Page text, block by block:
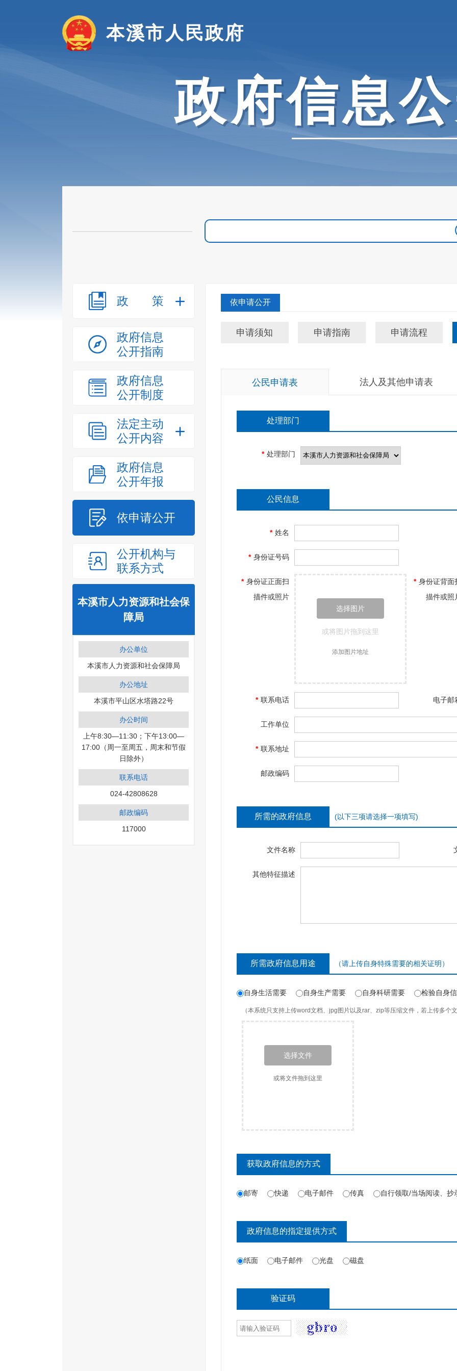
本溪市人民政府
政府信息
政策
政府信息
公开指南
政府信息
公开制度
法定主动
公开内容
政府信息
公开年报
依申请公开
公开机构与
联系方式
本溪市人力资源和社会保
障局
办公单位
本溪市人力资源和社会保障局
办公地址
本溪市平山区水塔路22号
办公时间
上午8:30—11:30；下午13:00—
17:00（周一至周五，周末和节假
日除外）
联系电话
024-42808628
邮政编码
117000
依申请公开
申请须知 申请指南 申请流程
公民申请表 法人及其他申请表
处理部门
* 处理部门
公民信息
* 姓名
* 身份证号码
* 身份证正面扫
描件或照片
选择图片
或将图片拖到这里
添加图片地址
* 身份证背面
描件或照
* 联系电话 电子邮
工作单位
* 联系地址
邮政编码
所需的政府信息 (以下三项请选择一项填写)
文件名称
其他特征描述
所需政府信息用途 （请上传自身特殊需要的相关证明）
自身生活需要 自身生产需要 自身科研需要 检验自身
（本系统只支持上传word文档、jpg图片以及rar、zip等压缩文件，若上传多个
选择文件
或将文件拖到这里
获取政府信息的方式
邮寄 快递 电子邮件 传真 自行领取/当场阅读、抄
政府信息的指定提供方式
纸面 电子邮件 光盘 磁盘
验证码